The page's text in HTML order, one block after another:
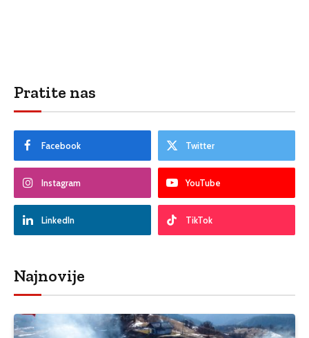
Pratite nas
Facebook Twitter
Instagram YouTube
LinkedIn TikTok
Najnovije